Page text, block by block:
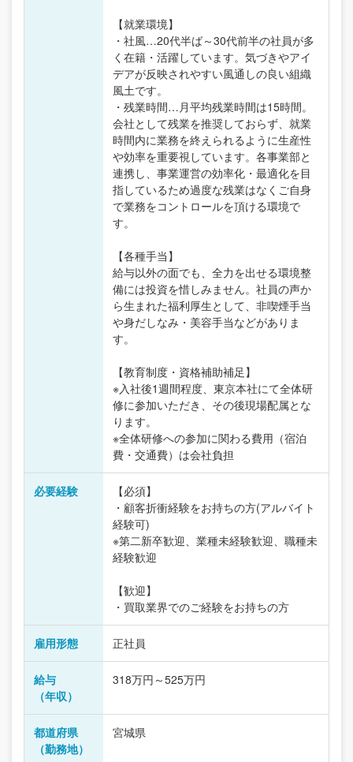
【就業環境】
・社風…20代半ば～30代前半の社員が多
く在籍・活躍しています。気づきやアイ
デアが反映されやすい風通しの良い組織
風土です。
・残業時間…月平均残業時間は15時間。
会社として残業を推奨しておらず、就業
時間内に業務を終えられるように生産性
や効率を重要視しています。各事業部と
連携し、事業運営の効率化・最適化を目
指しているため過度な残業はなくご自身
で業務をコントロールを頂ける環境で
す。
【各種手当】
給与以外の面でも、全力を出せる環境整
備には投資を惜しみません。社員の声か
ら生まれた福利厚生として、非喫煙手当
や身だしなみ・美容手当などがありま
す。
【教育制度・資格補助補足】
※入社後1週間程度、東京本社にて全体研
修に参加いただき、その後現場配属とな
ります。
※全体研修への参加に関わる費用（宿泊
費・交通費）は会社負担
必要経験
【必須】
・顧客折衝経験をお持ちの方(アルバイト
経験可)
※第二新卒歓迎、業種未経験歓迎、職種未
経験歓迎
【歓迎】
・買取業界でのご経験をお持ちの方
雇用形態 正社員
給与
（年収）
318万円～525万円
都道府県
（勤務地）
宮城県